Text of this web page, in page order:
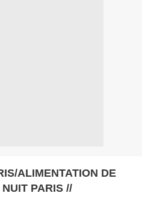
ALIMENTATION DE
PARIS //